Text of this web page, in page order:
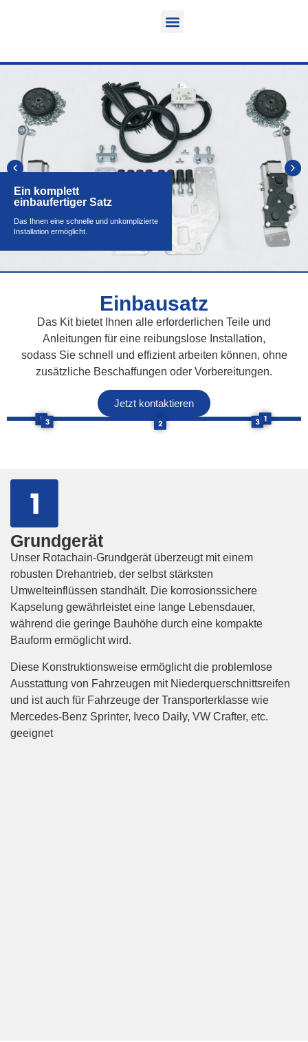
Ein komplett
einbaufertiger Satz
Das Ihnen eine schnelle und unkomplizierte
Installation ermöglicht.
Einbausatz
Das Kit bietet Ihnen alle erforderlichen Teile und
Anleitungen für eine reibungslose Installation,
sodass Sie schnell und effizientarbeiten können, ohne
zusätzliche Beschaffungen oder Vorbereitungen.
Jetzt kontaktieren
Grundgerät
Unser Rotachain-Grundgerät überzeugt mit einem
robusten Drehantrieb, der selbst stärksten
Umwelteinflüssen standhält. Die korrosionssichere
Kapselung gewährleistet eine lange Lebensdauer,
während die geringe Bauhöhe durch eine kompakte
Bauform ermöglicht wird.
Diese Konstruktionsweise ermöglicht die problemlose
Ausstattung von Fahrzeugen mit Niederquerschnittsreifen
und ist auch für Fahrzeuge der Transporterklasse wie
Mercedes-Benz Sprinter, Iveco Daily, VW Crafter, etc.
geeignet